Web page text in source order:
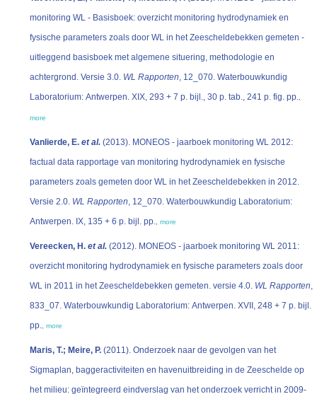
monitoring WL - Basisboek: overzicht monitoring hydrodynamiek en
fysische parameters zoals door WL in het Zeescheldebekken gemeten -
uitleggend basisboek met algemene situering, methodologie en
achtergrond. Versie 3.0. WL Rapporten, 12_070. Waterbouwkundig
Laboratorium: Antwerpen. XIX, 293 + 7 p. bijl., 30 p. tab., 241 p. fig. pp.,
more
Vanlierde, E. et al. (2013). MONEOS - jaarboek monitoring WL 2012:
factual data rapportage van monitoring hydrodynamiek en fysische
parameters zoals gemeten door WL in het Zeescheldebekken in 2012.
Versie 2.0. WL Rapporten, 12_070. Waterbouwkundig Laboratorium:
Antwerpen. IX, 135 + 6 p. bijl. pp., more
Vereecken, H. et al. (2012). MONEOS - jaarboek monitoring WL 2011:
overzicht monitoring hydrodynamiek en fysische parameters zoals door
WL in 2011 in het Zeescheldebekken gemeten. versie 4.0. WL Rapporten,
833_07. Waterbouwkundig Laboratorium: Antwerpen. XVII, 248 + 7 p. bijl.
pp., more
Maris, T.; Meire, P. (2011). Onderzoek naar de gevolgen van het
Sigmaplan, baggeractiviteiten en havenuitbreiding in de Zeeschelde op
het milieu: geïntegreerd eindverslag van het onderzoek verricht in 2009-